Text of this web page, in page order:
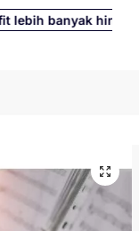
banyak hingga 500%